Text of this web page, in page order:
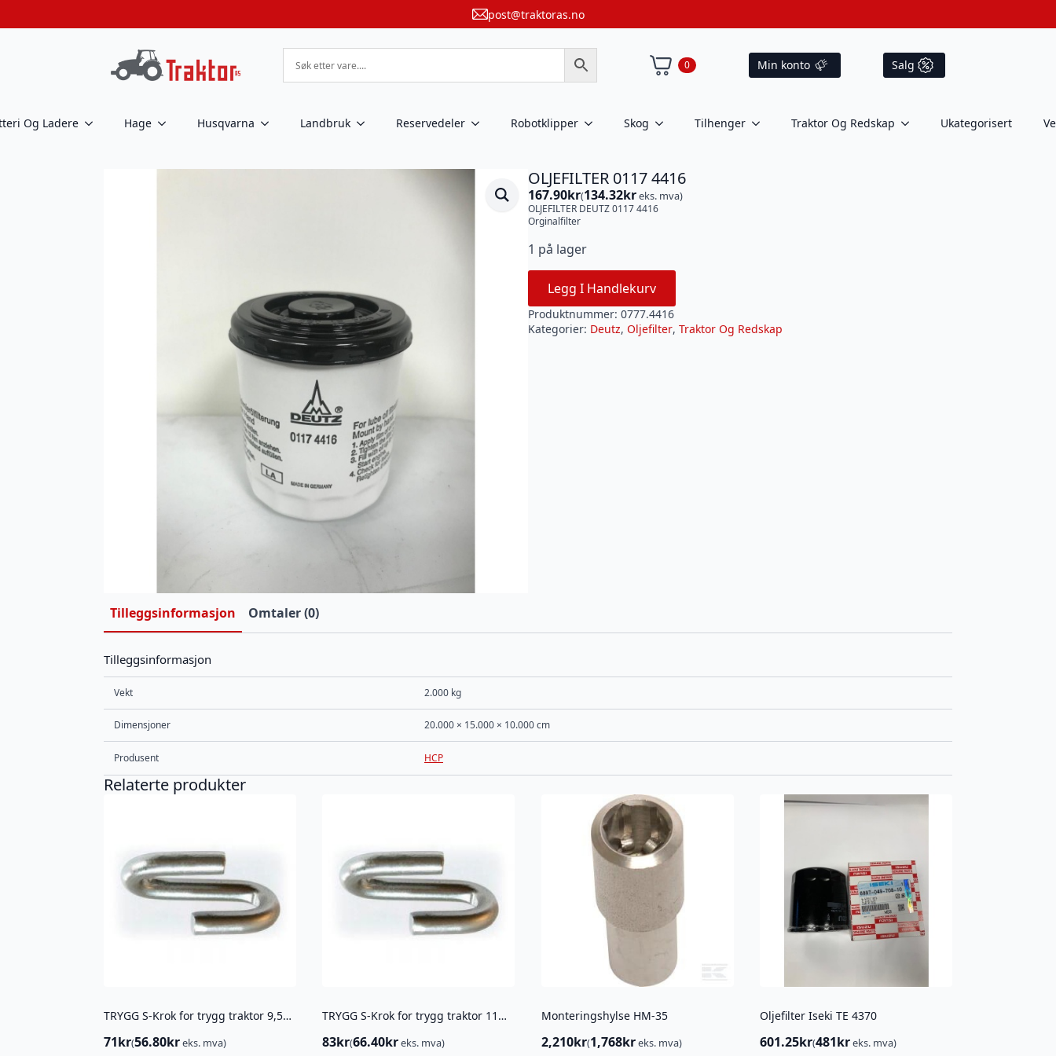
post@traktoras.no
0 Min konto Salg
Og Ladere Hage Husqvarna Landbruk Reservedeler Robotklipper Skog Tilhenger Traktor Og Redskap Ukategorisert
OLJEFILTER 0117 4416
167.90kr(134.32kreks. mva)
OLJEFILTER DEUTZ 0117 4416
Orginalfilter
1 på lager
Legg I Handlekurv
Produktnummer: 0777.4416
Kategorier: Deutz, Oljefilter, Traktor Og Redskap
Tilleggsinformasjon Omtaler (0)
Tilleggsinformasjon
Vekt 2.000 kg
Dimensjoner 20.000 × 15.000 × 10.000 cm
Produsent HCP
Relaterte produkter
TRYGG S-Krok for trygg traktor 9,5MM ( 8MM TVERRKJETTING)
71kr(56.80kreks. mva)
TRYGG S-Krok for trygg traktor 11MM ( 9MM TVERRKJETTING)
83kr(66.40kreks. mva)
Monteringshylse HM-35
2,210kr(1,768kreks. mva)
Oljefilter Iseki TE 4370
601.25kr(481kreks. mva)